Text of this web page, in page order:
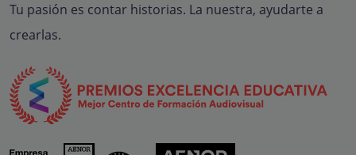
Tu pasión es contar historias. La nuestra, ayudarte a
crearlas.